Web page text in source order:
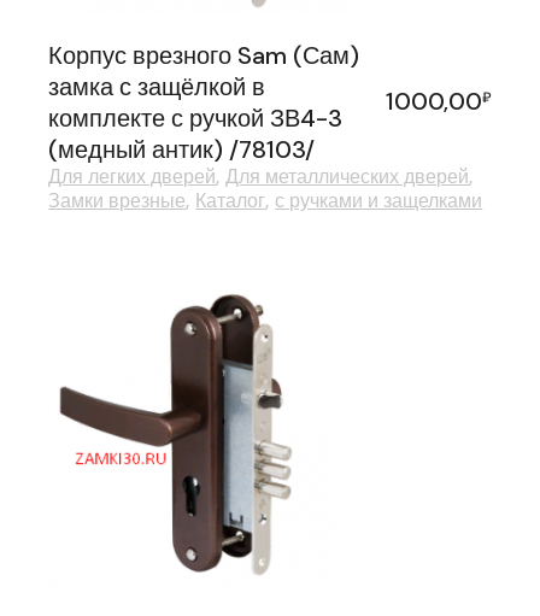
Корпус врезного Sam (Сам)
замка с защёлкой в
комплекте с ручкой ЗВ4-3
(медный антик) /78103/
1000,00₽
Для легких дверей Для металлических дверей
Замки врезные Каталог с ручками и защелками